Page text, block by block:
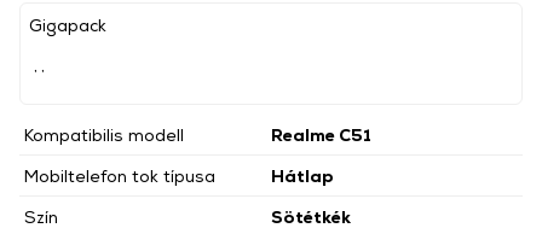
Gigapack
Kompatibilis modell
Realme C51
Mobiltelefon tok típusa
Hátlap
Szín
Sötétkék